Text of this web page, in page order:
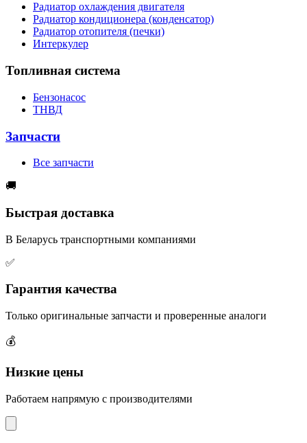
Радиатор охлаждения двигателя
Радиатор кондиционера (конденсатор)
Радиатор отопителя (печки)
Интеркулер
Топливная система
Бензонасос
ТНВД
Запчасти
Все запчасти
🚚
Быстрая доставка
В Беларусь транспортными компаниями
✅
Гарантия качества
Только оригинальные запчасти и проверенные аналоги
💰
Низкие цены
Работаем напрямую с производителями